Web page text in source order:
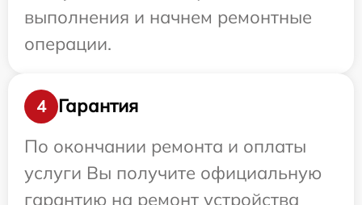
выполнения и начнем ремонтные
операции.
4
Гарантия
По окончании ремонта и оплаты
услуги Вы получите официальную
гарантию на ремонт устройства